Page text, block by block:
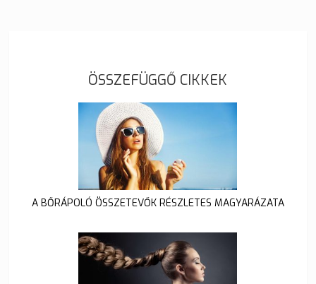
ÖSSZEFÜGGŐ CIKKEK
A BŐRÁPOLÓ ÖSSZETEVŐK RÉSZLETES MAGYARÁZATA